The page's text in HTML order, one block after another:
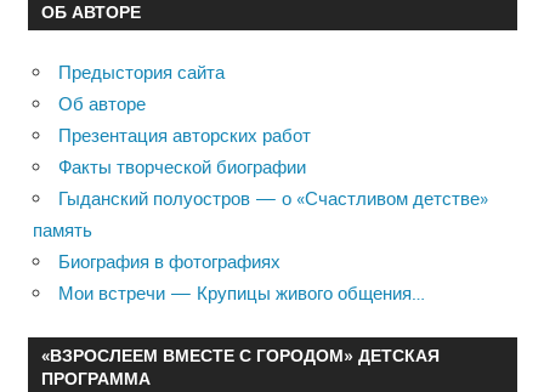
ОБ АВТОРЕ
Предыстория сайта
Об авторе
Презентация авторских работ
Факты творческой биографии
Гыданский полуостров — о «Счастливом детстве»
память
Биография в фотографиях
Мои встречи — Крупицы живого общения…
«ВЗРОСЛЕЕМ ВМЕСТЕ С ГОРОДОМ» ДЕТСКАЯ
ПРОГРАММА